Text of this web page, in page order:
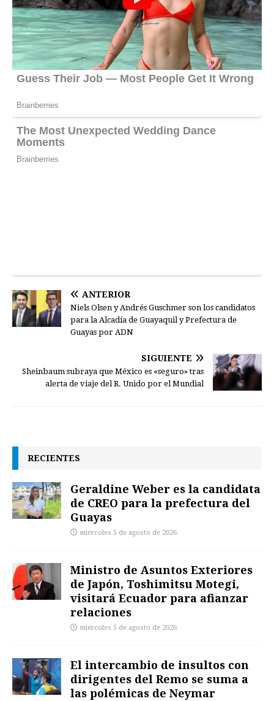
ANTERIOR
Niels Olsen y Andrés Guschmer son los candidatos
para la Alcadía de Guayaquil y Prefectura de
Guayas por ADN
SIGUIENTE
Sheinbaum subraya que México es «seguro» tras
alerta de viaje del R. Unido por el Mundial
RECIENTES
Geraldine Weber es la candidata
de CREO para la prefectura del
Guayas
miércoles 5 de agosto de 2026
Ministro de Asuntos Exteriores
de Japón, Toshimitsu Motegi,
visitará Ecuador para afianzar
relaciones
miércoles 5 de agosto de 2026
El intercambio de insultos con
dirigentes del Remo se suma a
las polémicas de Neymar